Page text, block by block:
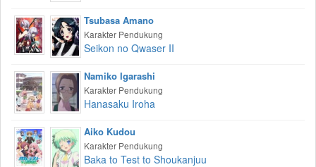
Tsubasa Amano
Karakter Pendukung
Seikon no Qwaser II
Namiko Igarashi
Karakter Pendukung
Hanasaku Iroha
Aiko Kudou
Karakter Pendukung
Baka to Test to Shoukanjuu